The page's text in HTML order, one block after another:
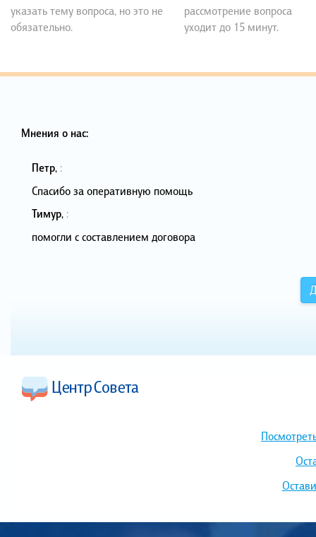
указать тему вопроса, но это не
обязательно.
рассмотрение вопроса
уходит до 15 минут.
Мнения о нас:
Петр, :
Спасибо за оперативную помощь
Тимур, :
помогли с составлением договора